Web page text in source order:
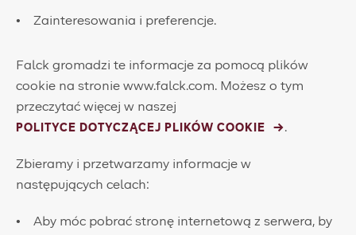
Zainteresowania i preferencje.
Falck gromadzi te informacje za pomocą plików
cookie na stronie www.falck.com. Możesz o tym
przeczytać więcej w naszej
POLITYCE DOTYCZĄCEJ PLIKÓW COOKIE .
Zbieramy i przetwarzamy informacje w
następujących celach:
​Aby móc pobrać stronę internetową z serwera, by